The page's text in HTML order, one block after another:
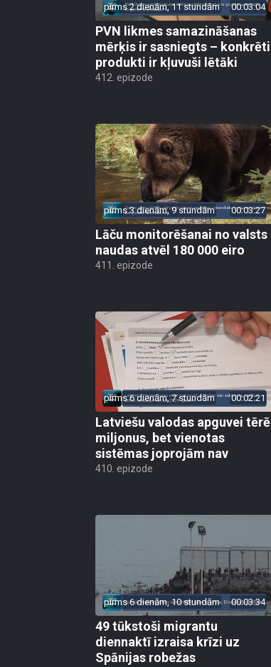
pirms 2 dienām, 11 stundām 00:03:04
PVN likmes samazināšanas
mērķis ir sasniegts – konkrēti
produkti ir kļuvuši lētāki
412. epizode
pirms 3 dienām, 9 stundām 00:03:27
Lāču monitorēšanai no valsts
naudas atvēl 180 000 eiro
411. epizode
pirms 6 dienām, 7 stundām 00:02:21
Latviešu valodas apguvei tērē
miljonus, bet vienotas
sistēmas joprojām nav
410. epizode
pirms 6 dienām, 10 stundām 00:03:34
49 tūkstoši migrantu
diennaktī izraisa krīzi uz
Spānijas robežas